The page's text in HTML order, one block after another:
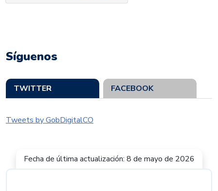
Síguenos
TWITTER FACEBOOK
Tweets by GobDigitalCO
Fecha de última actualización: 8 de mayo de 2026